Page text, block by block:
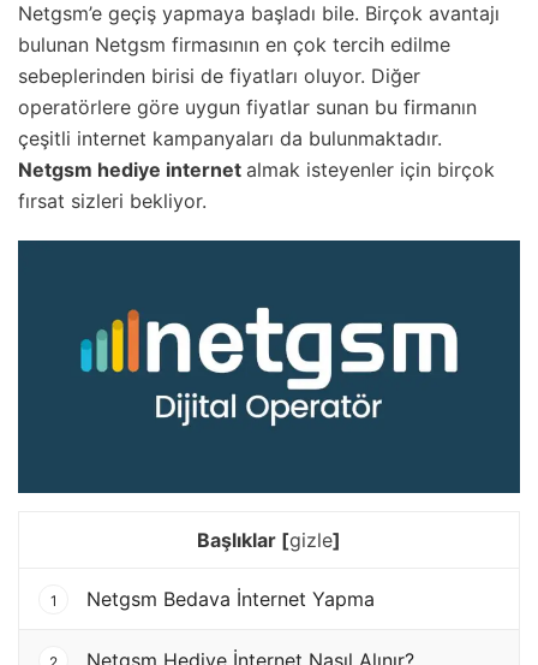
Netgsm’e geçiş yapmaya başladı bile. Birçok avantajı
bulunan Netgsm firmasının en çok tercih edilme
sebeplerinden birisi de fiyatları oluyor. Diğer
operatörlere göre uygun fiyatlar sunan bu firmanın
çeşitli internet kampanyaları da bulunmaktadır.
Netgsm hediye internet almak isteyenler için birçok
fırsat sizleri bekliyor.
Başlıklar [gizle]
1 Netgsm Bedava İnternet Yapma
Netgsm Hediye İnternet Nasıl Alınır?